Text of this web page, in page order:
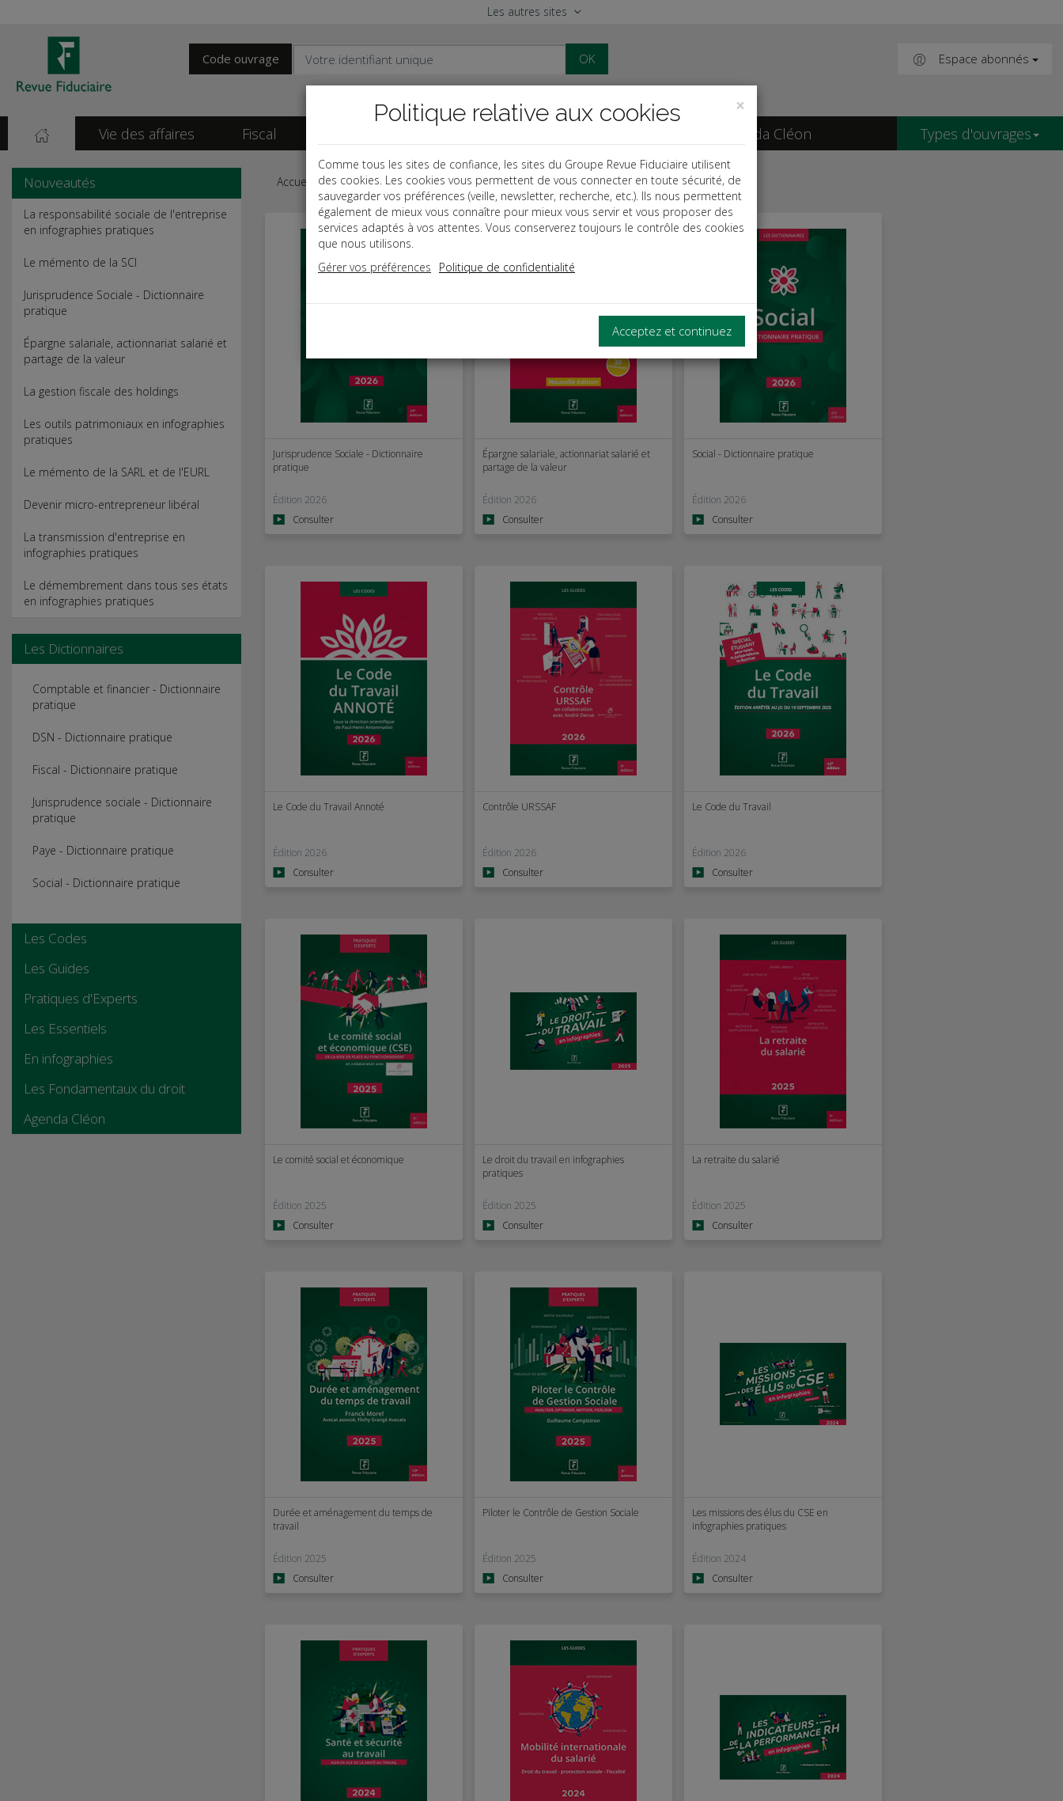
Les autres sites
Code ouvrage OK Espace abonnés
Vie des affaires Fiscal Agenda Cléon Types d'ouvrages
Nouveautés
La responsabilité sociale de l'entreprise
en infographies pratiques
Le mémento de la SCI
Jurisprudence Sociale - Dictionnaire
pratique
Épargne salariale, actionnariat salarié et
partage de la valeur
La gestion fiscale des holdings
Les outils patrimoniaux en infographies
pratiques
Le mémento de la SARL et de l'EURL
Devenir micro-entrepreneur libéral
La transmission d'entreprise en
infographies pratiques
Le démembrement dans tous ses états
en infographies pratiques
Les Dictionnaires
Comptable et financier - Dictionnaire
pratique
DSN - Dictionnaire pratique
Fiscal - Dictionnaire pratique
Jurisprudence sociale - Dictionnaire
pratique
Paye - Dictionnaire pratique
Social - Dictionnaire pratique
Les Codes
Les Guides
Pratiques d'Experts
Les Essentiels
En infographies
Les Fondamentaux du droit
Agenda Cléon
Accueil Social
Jurisprudence Sociale - Dictionnaire
pratique
Édition 2026
Consulter
Épargne salariale, actionnariat salarié et
partage de la valeur
Édition 2026
Consulter
Social - Dictionnaire pratique
Édition 2026
Consulter
Le Code du Travail Annoté
Édition 2026
Consulter
Contrôle URSSAF
Édition 2026
Consulter
Le Code du Travail
Édition 2026
Consulter
Le comité social et économique
Édition 2025
Consulter
Le droit du travail en infographies
pratiques
Édition 2025
Consulter
La retraite du salarié
Édition 2025
Consulter
Durée et aménagement du temps de
travail
Édition 2025
Consulter
Piloter le Contrôle de Gestion Sociale
Édition 2025
Consulter
Les missions des élus du CSE en
infographies pratiques
Édition 2024
Consulter
×
Politique relative aux cookies
Comme tous les sites de confiance, les sites du Groupe Revue Fiduciaire utilisent
des cookies. Les cookies vous permettent de vous connecter en toute sécurité, de
sauvegarder vos préférences (veille, newsletter, recherche, etc.). Ils nous permettent
également de mieux vous connaître pour mieux vous servir et vous proposer des
services adaptés à vos attentes. Vous conserverez toujours le contrôle des cookies
que nous utilisons.
Gérer vos préférences
Politique de confidentialité
Acceptez et continuez